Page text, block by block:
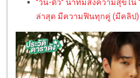
"วิน-ดิว" นำทีมส่งความสุขใน
ล่าสุด มีความฟินทุกคู่ (มีคลิป)